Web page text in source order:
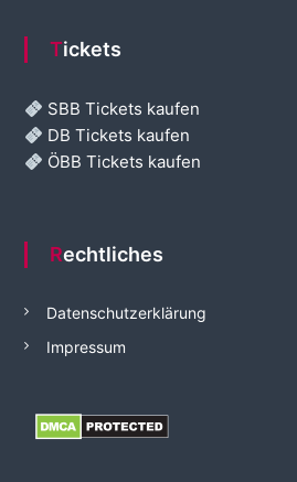
Tickets
SBB Tickets kaufen
DB Tickets kaufen
ÖBB Tickets kaufen
Rechtliches
Datenschutzerklärung
Impressum